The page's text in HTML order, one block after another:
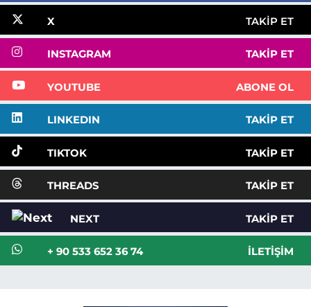
X TAKIP ET
INSTAGRAM TAKIP ET
YOUTUBE ABONE OL
LINKEDIN TAKIP ET
TIKTOK TAKIP ET
THREADS TAKIP ET
NEXT TAKIP ET
+ 90 533 652 36 74 İLETIŞIM